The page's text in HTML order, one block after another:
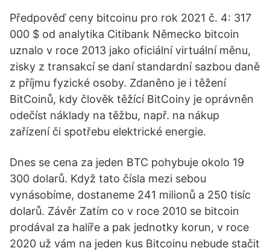
Předpověď ceny bitcoinu pro rok 2021 č. 4: 317
000 $ od analytika Citibank Německo bitcoin
uznalo v roce 2013 jako oficiální virtuální měnu,
zisky z transakcí se daní standardní sazbou daně
z příjmu fyzické osoby. Zdaněno je i těžení
BitCoinů, kdy člověk těžící BitCoiny je oprávněn
odečíst náklady na těžbu, např. na nákup
zařízení či spotřebu elektrické energie.
Dnes se cena za jeden BTC pohybuje okolo 19
300 dolarů. Když tato čísla mezi sebou
vynásobíme, dostaneme 241 milionů a 250 tisíc
dolarů. Závěr Zatím co v roce 2010 se bitcoin
prodával za halíře a pak jednotky korun, v roce
2020 už vám na jeden kus Bitcoinu nebude stačit